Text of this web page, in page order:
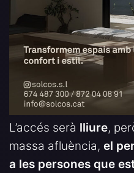
L’accés serà lliure,
massa afluència, el
a les persones que